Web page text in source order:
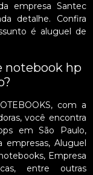
empresa Santec
detalhe. Confira
é aluguel de
notebook hp
com a
você encontra
em São Paulo,
empresas, Aluguel
Empresa
entre outras